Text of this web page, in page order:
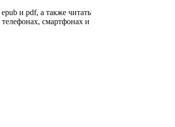
и pdf, а также читать
смартфонах и